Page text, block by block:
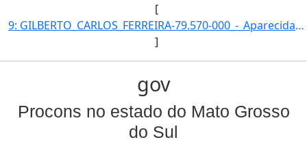
[
9: GILBERTO_CARLOS_FERREIRA-79.570-000_-_Aparecida_do_Taboado/MS-Coordenador-67-Procon_Municipal_de_Agu]
]
gov
Procons no estado do Mato Grosso
do Sul